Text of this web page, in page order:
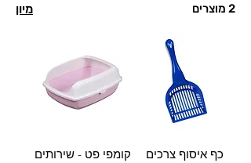
2 מוצרים מיון
כף איסוף צרכים
קומפי פט - שירותים